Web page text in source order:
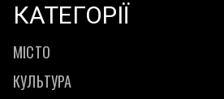
КАТЕГОРІЇ
МІСТО
КУЛЬТУРА